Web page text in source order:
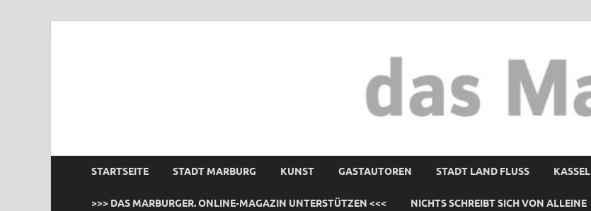
STARTSEITE STADT MARBURG KUNST GASTAUTOREN STADT LAND FLUSS KASSEL
>>> DAS MARBURGER. ONLINE-MAGAZIN UNTERSTÜTZEN <<< NICHTS SCHREIBT SICH VON ALLEINE